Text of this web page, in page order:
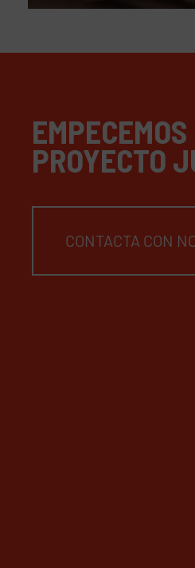
PROYECTO
CONTACTA CON